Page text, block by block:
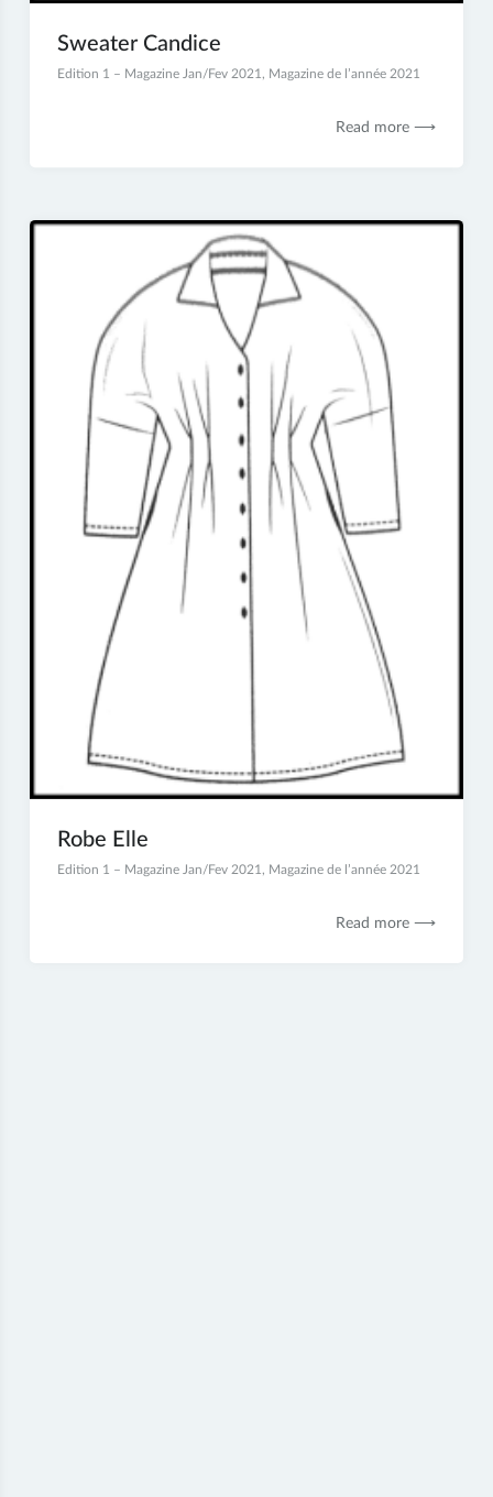
Sweater Candice
5
Edition 1 – Magazine Jan/Fev 2021 , Magazine de l’année 2021
Read more ⟶
Robe Elle
5
Edition 1 – Magazine Jan/Fev 2021 , Magazine de l’année 2021
Read more ⟶